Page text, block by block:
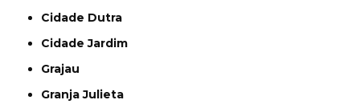
Cidade Dutra
Cidade Jardim
Grajau
Granja Julieta